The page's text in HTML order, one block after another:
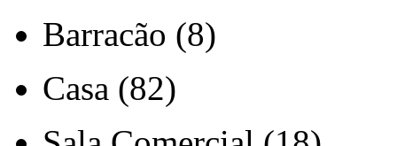
Barracão (8)
Casa (82)